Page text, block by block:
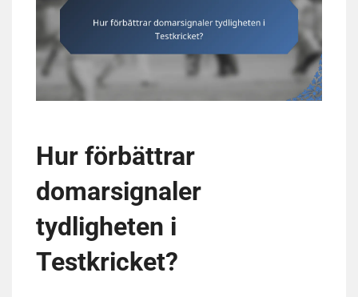
Hur förbättrar
domarsignaler
tydligheten i
Testkricket?